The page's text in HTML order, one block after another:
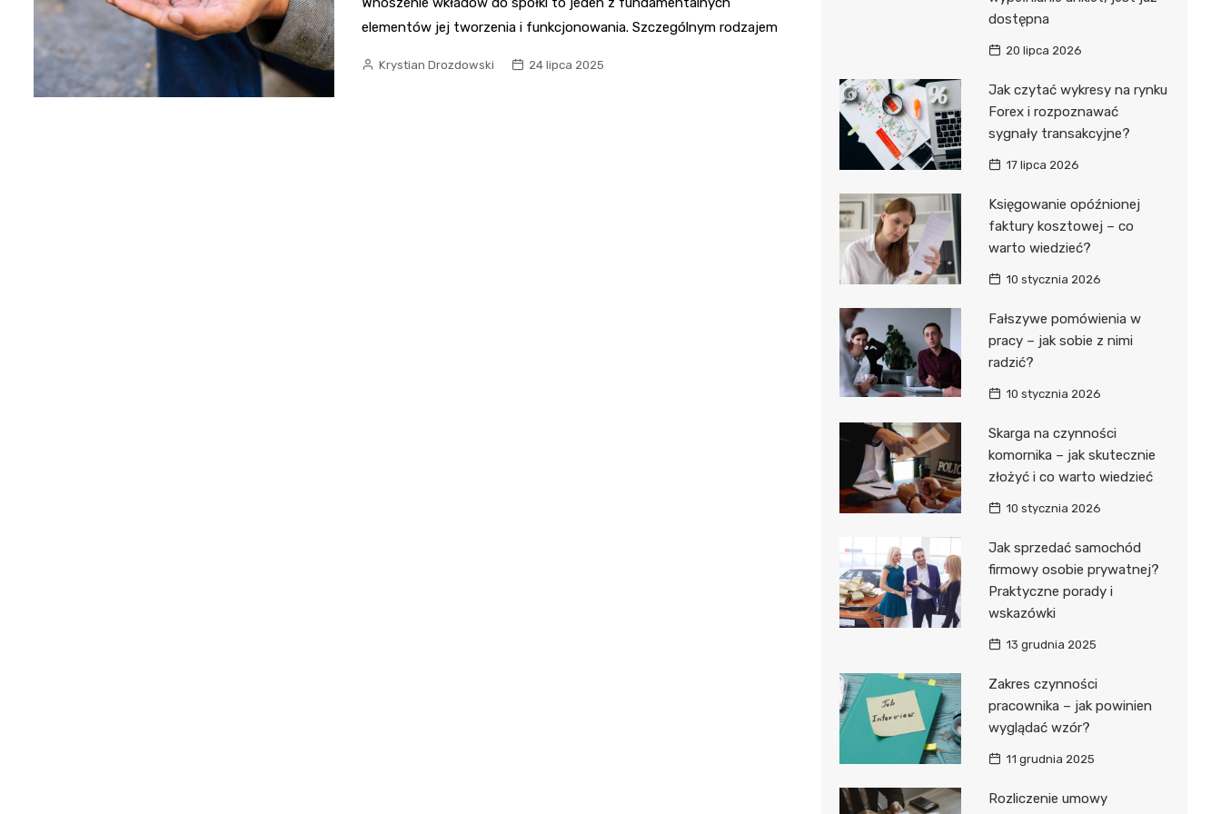
elementów jej tworzenia i funkcjonowania. Szczególnym rodzajem
Krystian Drozdowski 24 lipca 2025
dostępna
20 lipca 2026
Jak czytać wykresy na rynku
Forex i rozpoznawać
sygnały transakcyjne?
17 lipca 2026
Księgowanie opóźnionej
faktury kosztowej – co
warto wiedzieć?
10 stycznia 2026
Fałszywe pomówienia w
pracy – jak sobie z nimi
radzić?
10 stycznia 2026
Skarga na czynności
komornika – jak skutecznie
złożyć i co warto wiedzieć
10 stycznia 2026
Jak sprzedać samochód
firmowy osobie prywatnej?
Praktyczne porady i
wskazówki
13 grudnia 2025
Zakres czynności
pracownika – jak powinien
wyglądać wzór?
11 grudnia 2025
Rozliczenie umowy